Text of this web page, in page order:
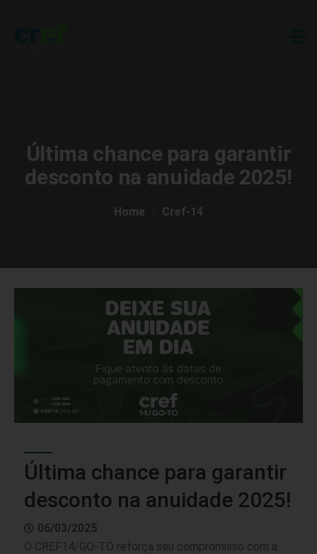
Última chance para garantir
desconto na anuidade 2025!
Home Cref-14
Última chance para garantir
desconto na anuidade 2025!
06/03/2025
O CREF14/GO-TO reforça seu compromisso com a